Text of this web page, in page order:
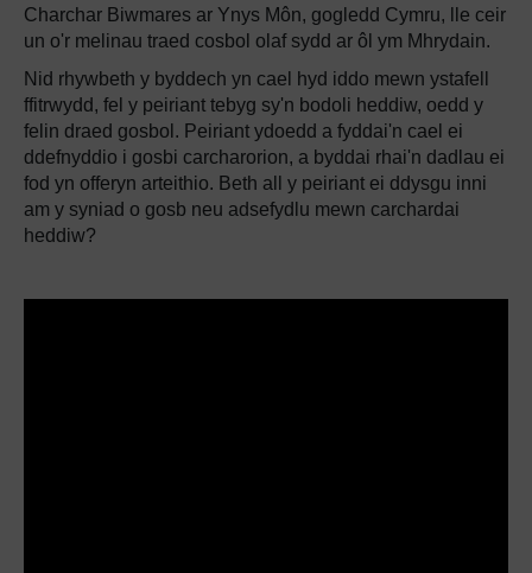
Charchar Biwmares ar Ynys Môn, gogledd Cymru, lle ceir
un o'r melinau traed cosbol olaf sydd ar ôl ym Mhrydain.
Nid rhywbeth y byddech yn cael hyd iddo mewn ystafell
ffitrwydd, fel y peiriant tebyg sy'n bodoli heddiw, oedd y
felin draed gosbol. Peiriant ydoedd a fyddai'n cael ei
ddefnyddio i gosbi carcharorion, a byddai rhai'n dadlau ei
fod yn offeryn arteithio. Beth all y peiriant ei ddysgu inni
am y syniad o gosb neu adsefydlu mewn carchardai
heddiw?